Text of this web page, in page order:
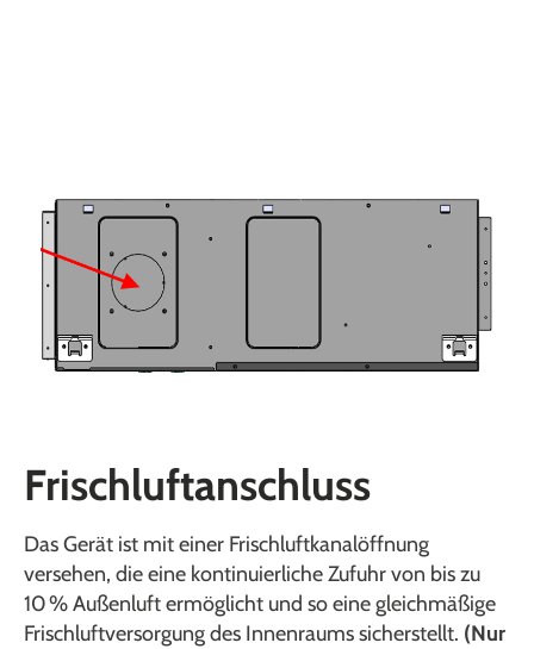
Frischluftanschluss
Das Gerät ist mit einer Frischluftkanalöffnung
versehen, die eine kontinuierliche Zufuhr von bis zu
10 % Außenluft ermöglicht und so eine gleichmäßige
Frischluftversorgung des Innenraums sicherstellt. (Nur